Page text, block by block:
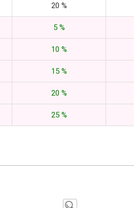
20 %
5 %
10 %
15 %
20 %
25 %